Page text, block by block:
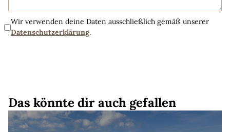
Wir verwenden deine Daten ausschließlich gemäß unserer
Datenschutzerklärung.
Das könnte dir auch gefallen